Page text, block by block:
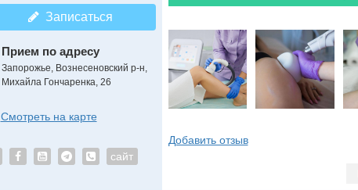
Записаться
Прием по адресу
Запорожье, Вознесеновский р-н,
Михайла Гончаренка, 26
Смотреть на карте
сайт
Добавить отзыв